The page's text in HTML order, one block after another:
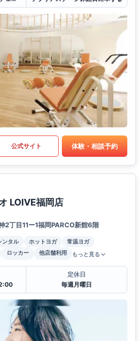
公式サイト 体験・相談予約
LOIVE福岡店
2丁目11ー1福岡PARCO新館6階
ンタル ホットヨガ
常温ヨガ
ロッカー 他店舗利用 もっと見る
定休日
毎週月曜日